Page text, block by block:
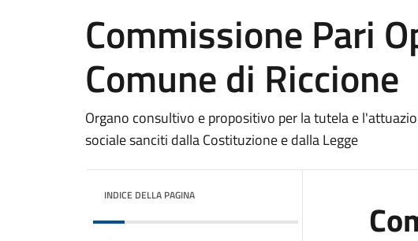
Commissione Pari
Comune di Riccione
Organo consultivo e propositivo per la tutela e
sociale sanciti dalla Costituzione e dalla Legge
INDICE DELLA PAGINA